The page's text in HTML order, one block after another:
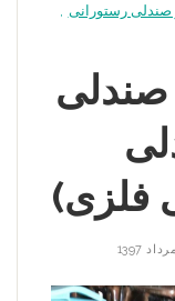
صندلی رستورانی
صندلی
فلزی)